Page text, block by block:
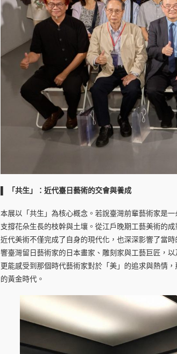
「共生」：近代臺日藝術的交會與養成
本展以「共生」為核心概念。若說臺灣前輩藝術家是
支撐花朵生長的枝幹與土壤。從江戶晚期工藝美術的
近代美術不僅完成了自身的現代化，也深深影響了當
響臺灣留日藝術家的日本畫家、雕刻家與工藝巨匠，
更能感受到那個時代藝術家對於「美」的追求與熱情
的黃金時代。